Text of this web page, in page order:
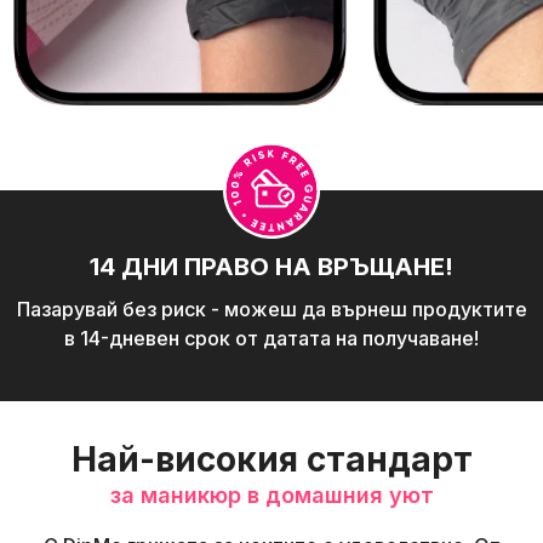
14 ДНИ ПРАВО НА ВРЪЩАНЕ!
Най-високия стандарт